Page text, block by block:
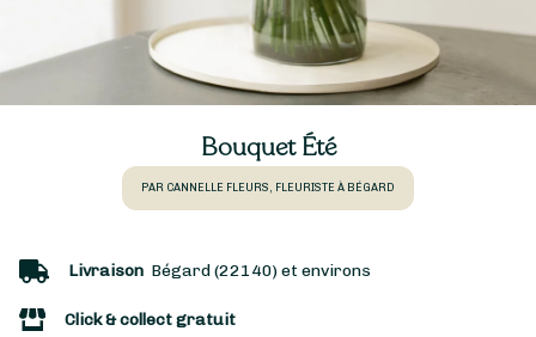
Bouquet Été
PAR CANNELLE FLEURS, FLEURISTE À BÉGARD
Livraison Bégard (22140) et environs
Click & collect gratuit